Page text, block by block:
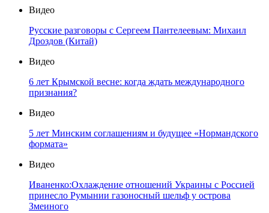
Видео
Русские разговоры с Сергеем Пантелеевым: Михаил
Дроздов (Китай)
Видео
6 лет Крымской весне: когда ждать международного
признания?
Видео
5 лет Минским соглашениям и будущее «Нормандского
формата»
Видео
Иваненко:Охлаждение отношений Украины с Россией
принесло Румынии газоносный шельф у острова
Змеиного